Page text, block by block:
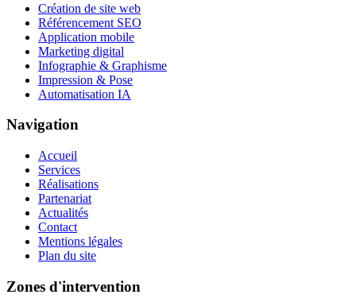
Création de site web
Référencement SEO
Application mobile
Marketing digital
Infographie & Graphisme
Impression & Pose
Automatisation IA
Navigation
Accueil
Services
Réalisations
Partenariat
Actualités
Contact
Mentions légales
Plan du site
Zones d'intervention